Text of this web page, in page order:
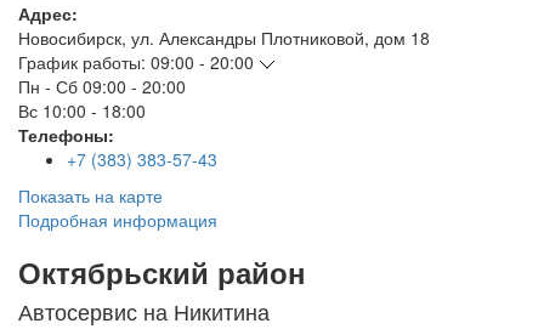
Адрес:
Новосибирск, ул. Александры Плотниковой, дом 18
График работы: 09:00 - 20:00
Пн - Сб 09:00 - 20:00
Вс 10:00 - 18:00
Телефоны:
+7 (383) 383-57-43
Показать на карте
Подробная информация
Октябрьский район
Автосервис на Никитина